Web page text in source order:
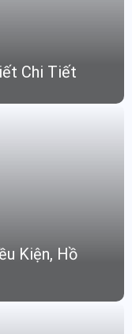
Chi Tiết
Kiện, Hồ